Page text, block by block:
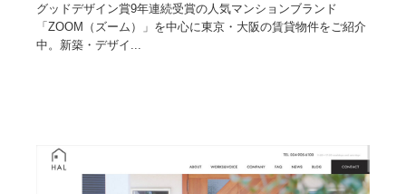
グッドデザイン賞9年連続受賞の人気マンションブランド
「ZOOM（ズーム）」を中心に東京・大阪の賃貸物件をご紹介
中。新築・デザイ...